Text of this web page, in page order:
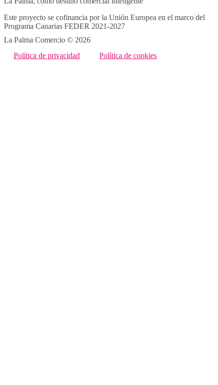
Este proyecto se cofinancia por la Unión Europea en el marco del
Programa Canarias FEDER 2021-2027
La Palma Comercio © 2026
Política de privacidad
Política de cookies